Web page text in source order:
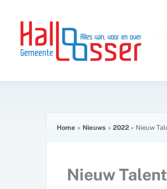
inhoud
inhoud
Home Nieuws 2022 Nieuw
Nieuw